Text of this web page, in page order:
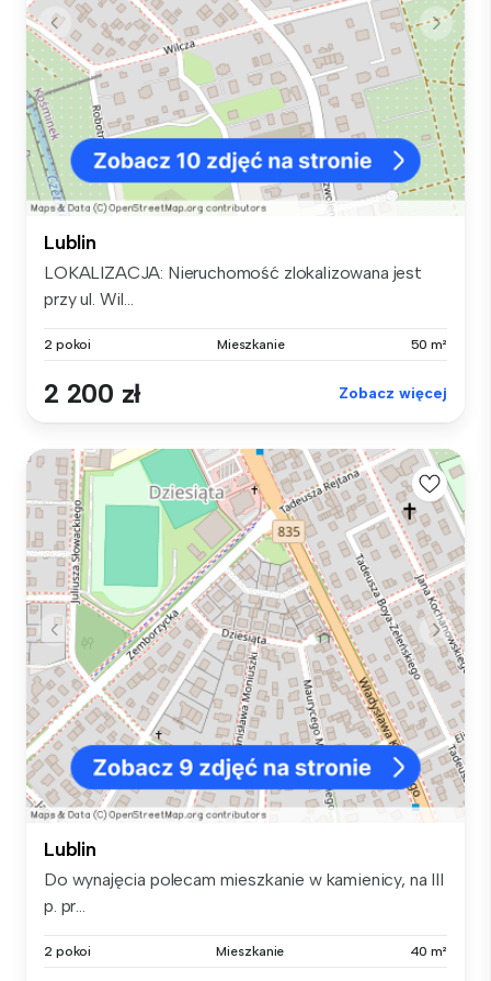
Lublin
LOKALIZACJA: Nieruchomość zlokalizowana jest
przy ul. Wil...
2 pokoi Mieszkanie 50 m²
2 200 zł Zobacz więcej
Lublin
Do wynajęcia polecam mieszkanie w kamienicy, na III
p. pr...
2 pokoi Mieszkanie 40 m²